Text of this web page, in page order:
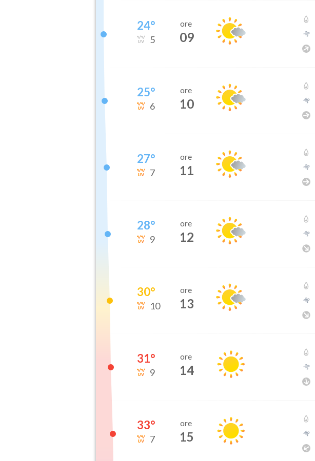
24°
5
ore
09
25°
6
ore
10
27°
7
ore
11
28°
9
ore
12
30°
10
ore
13
31°
9
ore
14
33°
7
ore
15